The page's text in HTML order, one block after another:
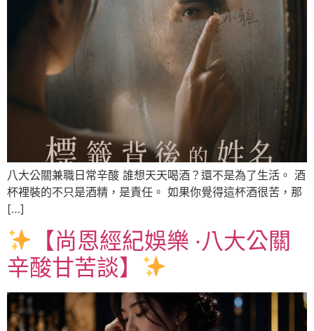
八大公關兼職日常辛酸 誰想天天喝酒？還不是為了生活。 酒
杯裡裝的不只是酒精，是責任。 如果你覺得這杯酒很苦，那
[…]
【尚恩經紀娛樂 ‧八大公關
辛酸甘苦談】